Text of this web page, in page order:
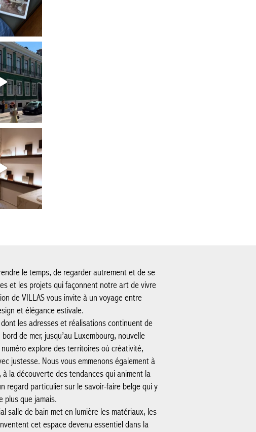
le temps, de regarder autrement et de se
et les projets qui façonnent notre art de vivre
de VILLAS vous invite à un voyage entre
et élégance estivale.
les adresses et réalisations continuent de
de mer, jusqu’au Luxembourg, nouvelle
explore des territoires où créativité,
justesse. Nous vous emmenons également à
la découverte des tendances qui animent la
regard particulier sur le savoir-faire belge qui y
plus que jamais.
salle de bain met en lumière les matériaux, les
cet espace devenu essentiel dans la